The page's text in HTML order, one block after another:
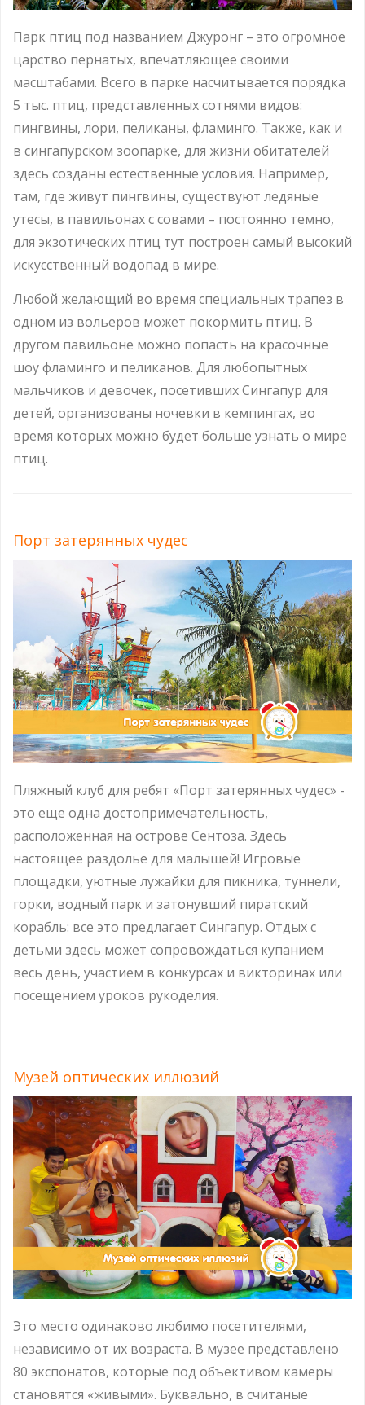
Парк птиц под названием Джуронг – это огромное
царство пернатых, впечатляющее своими
масштабами. Всего в парке насчитывается порядка
5 тыс. птиц, представленных сотнями видов:
пингвины, лори, пеликаны, фламинго. Также, как и
в сингапурском зоопарке, для жизни обитателей
здесь созданы естественные условия. Например,
там, где живут пингвины, существуют ледяные
утесы, в павильонах с совами – постоянно темно,
для экзотических птиц тут построен самый высокий
искусственный водопад в мире.
Любой желающий во время специальных трапез в
одном из вольеров может покормить птиц. В
другом павильоне можно попасть на красочные
шоу фламинго и пеликанов. Для любопытных
мальчиков и девочек, посетивших Сингапур для
детей, организованы ночевки в кемпингах, во
время которых можно будет больше узнать о мире
птиц.
Порт затерянных чудес
Пляжный клуб для ребят «Порт затерянных чудес» -
это еще одна достопримечательность,
расположенная на острове Сентоза. Здесь
настоящее раздолье для малышей! Игровые
площадки, уютные лужайки для пикника, туннели,
горки, водный парк и затонувший пиратский
корабль: все это предлагает Сингапур. Отдых с
детьми здесь может сопровождаться купанием
весь день, участием в конкурсах и викторинах или
посещением уроков рукоделия.
Музей оптических иллюзий
Это место одинаково любимо посетителями,
независимо от их возраста. В музее представлено
80 экспонатов, которые под объективом камеры
становятся «живыми». Буквально, в считаные